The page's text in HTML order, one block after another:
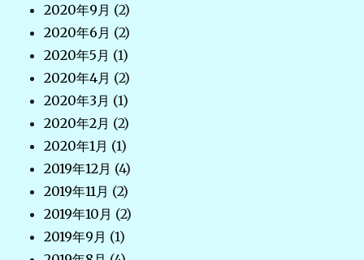
2020年9月 (2)
2020年6月 (2)
2020年5月 (1)
2020年4月 (2)
2020年3月 (1)
2020年2月 (2)
2020年1月 (1)
2019年12月 (4)
2019年11月 (2)
2019年10月 (2)
2019年9月 (1)